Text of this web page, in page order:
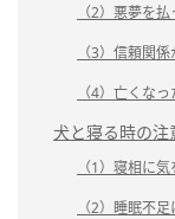
（2）悪夢を
（3）信頼関
（4）亡くな
犬と寝る時の注
（1）寝相に
（2）睡眠不